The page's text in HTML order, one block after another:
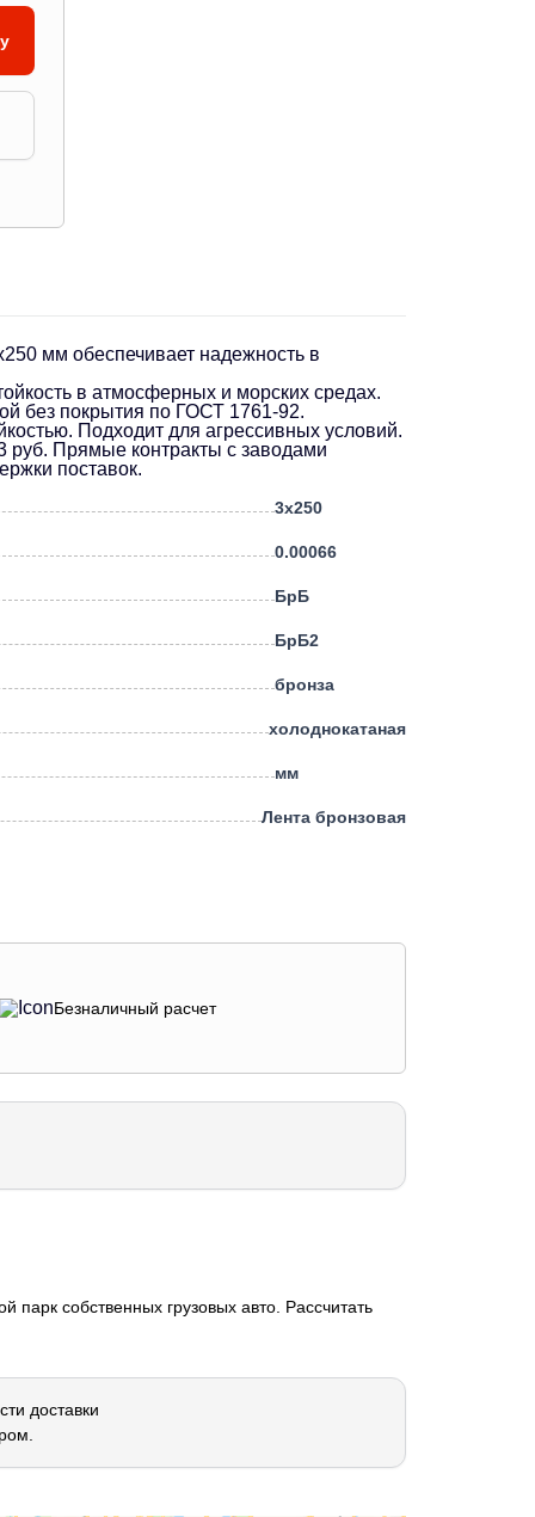
мм обеспечивает надежность в
в атмосферных и морских средах.
без покрытия по ГОСТ 1761-92.
Подходит для агрессивных условий.
руб. Прямые контракты с заводами
поставок.
3х250
0.00066
БрБ
БрБ2
бронза
холоднокатаная
мм
Лента бронзовая
Безналичный расчет
собственных грузовых авто. Рассчитать
доставки